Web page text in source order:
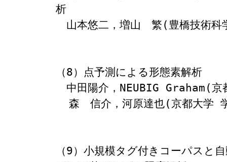
析
山本悠二，増山　繁(豊橋技術
（8）点予測による形態素解析
中田陽介，NEUBIG Graham(京
（9）小規模タグ付きコーパスと